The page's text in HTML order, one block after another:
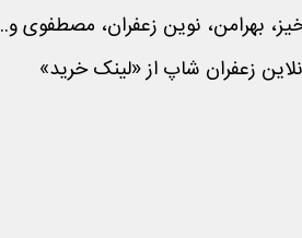
بهرامن، نوین زعفران، مصطفوی و..
زعفران شاپ از «لینک خرید»